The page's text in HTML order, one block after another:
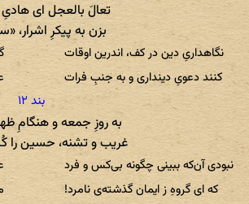
تعالَ بالعجل ای
بزن به پیکرِ اشرار،
نگاهداریِ دین در کف، اندرین اوقات
کنند دعویِ دینداری و به جنبِ فرات
به روزِ جمعه و هنگامِ
غریب و تشنه، حسین را
نبودی آن‌که ببینی چگونه بی‌کس و فرد
که ای گروهِ ز ایمان‌ گذشته‌ی نامرد!